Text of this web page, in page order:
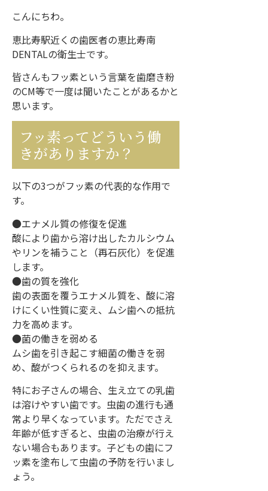
こんにちわ。
恵比寿駅近くの歯医者の恵比寿南
DENTALの衛生士です。
皆さんもフッ素という言葉を歯磨き粉
のCM等で一度は聞いたことがあるかと
思います。
フッ素ってどういう働
きがありますか？
以下の3つがフッ素の代表的な作用で
す。
●エナメル質の修復を促進
酸により歯から溶け出したカルシウム
やリンを補うこと（再石灰化）を促進
します。
●歯の質を強化
歯の表面を覆うエナメル質を、酸に溶
けにくい性質に変え、ムシ歯への抵抗
力を高めます。
●菌の働きを弱める
ムシ歯を引き起こす細菌の働きを弱
め、酸がつくられるのを抑えます。
特にお子さんの場合、生え立ての乳歯
は溶けやすい歯です。虫歯の進行も通
常より早くなっています。ただでさえ
年齢が低すぎると、虫歯の治療が行え
ない場合もあります。子どもの歯にフ
ッ素を塗布して虫歯の予防を行いまし
ょう。